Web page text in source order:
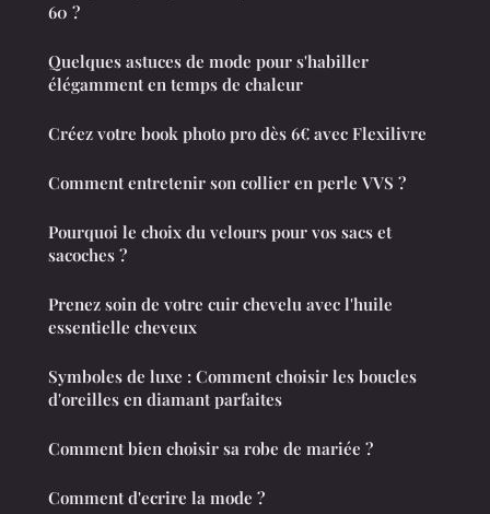
60 ?
Quelques astuces de mode pour s'habiller
élégamment en temps de chaleur
Créez votre book photo pro dès 6€ avec Flexilivre
Comment entretenir son collier en perle VVS ?
Pourquoi le choix du velours pour vos sacs et
sacoches ?
Prenez soin de votre cuir chevelu avec l'huile
essentielle cheveux
Symboles de luxe : Comment choisir les boucles
d'oreilles en diamant parfaites
Comment bien choisir sa robe de mariée ?
Comment d'ecrire la mode ?